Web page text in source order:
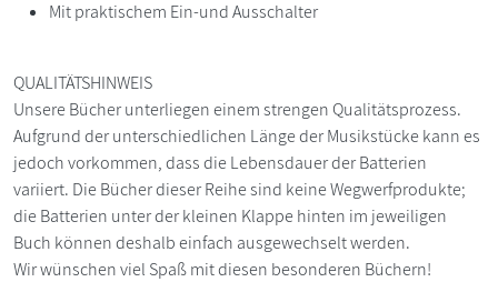
Mit praktischem Ein-und Ausschalter
QUALITÄTSHINWEIS
Unsere Bücher unterliegen einem strengen Qualitätsprozess.
Aufgrund der unterschiedlichen Länge der Musikstücke kann es
jedoch vorkommen, dass die Lebensdauer der Batterien
variiert. Die Bücher dieser Reihe sind keine Wegwerfprodukte;
die Batterien unter der kleinen Klappe hinten im jeweiligen
Buch können deshalb einfach ausgewechselt werden.
Wir wünschen viel Spaß mit diesen besonderen Büchern!